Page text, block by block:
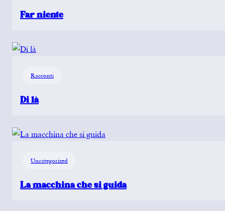
Far niente
Racconti
Di là
Uncategorized
La macchina che si guida